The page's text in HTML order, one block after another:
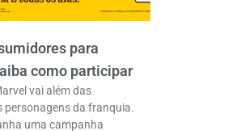
para
como participar
vai além das
personagens da franquia.
uma campanha